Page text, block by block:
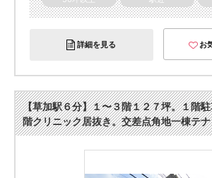
詳細を見る お
【草加駅６分】１〜３階１２７坪。１階
階クリニック居抜き。交差点角地一棟テ